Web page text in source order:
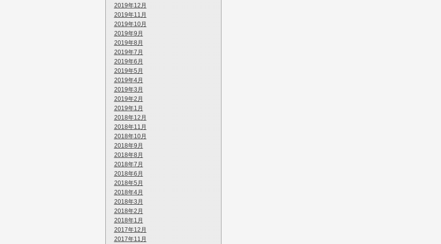
2019年12月
2019年11月
2019年10月
2019年9月
2019年8月
2019年7月
2019年6月
2019年5月
2019年4月
2019年3月
2019年2月
2019年1月
2018年12月
2018年11月
2018年10月
2018年9月
2018年8月
2018年7月
2018年6月
2018年5月
2018年4月
2018年3月
2018年2月
2018年1月
2017年12月
2017年11月